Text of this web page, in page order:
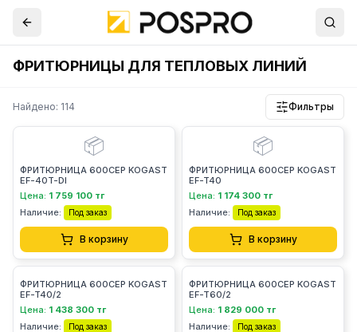
ФРИТЮРНИЦЫ ДЛЯ ТЕПЛОВЫХ ЛИНИЙ
Найдено: 114 Фильтры
📦
ФРИТЮРНИЦА 600СЕР KOGAST
EF-40T-DI
Цена: 1 759 100 тг
Наличие:
Под заказ
В корзину
📦
ФРИТЮРНИЦА 600СЕР KOGAST
EF-T40
Цена: 1 174 300 тг
Наличие:
Под заказ
В корзину
ФРИТЮРНИЦА 600СЕР KOGAST
EF-T40/2
Цена: 1 438 300 тг
Наличие:
Под заказ
ФРИТЮРНИЦА 600СЕР KOGAST
EF-T60/2
Цена: 1 829 000 тг
Наличие:
Под заказ